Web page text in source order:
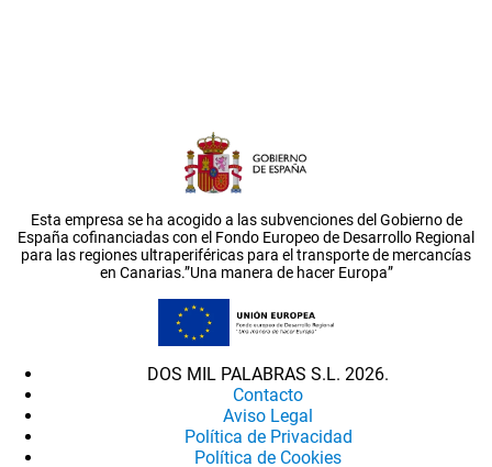
Esta empresa se ha acogido a las subvenciones del Gobierno de
España cofinanciadas con el Fondo Europeo de Desarrollo Regional
para las regiones ultraperiféricas para el transporte de mercancías
en Canarias.”Una manera de hacer Europa”
DOS MIL PALABRAS S.L. 2026.
Contacto
Aviso Legal
Política de Privacidad
Política de Cookies